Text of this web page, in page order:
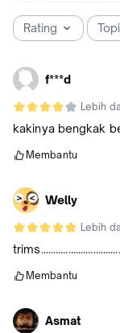
5
Rating
f***d
Lebih
kakinya bengkak
Membantu
Welly
Lebih
Membantu
Asmat